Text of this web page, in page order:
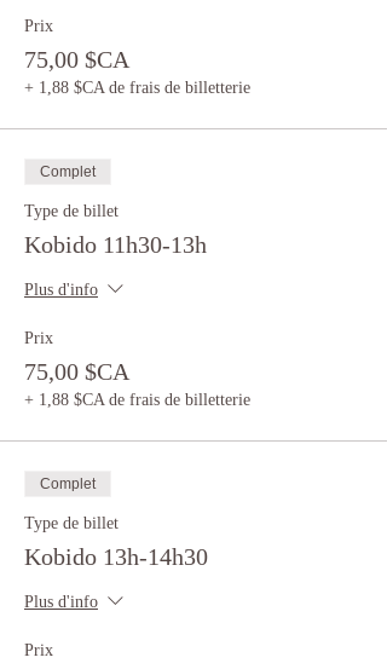
Prix
75,00 $CA
+ 1,88 $CA de frais de billetterie
Complet
Type de billet
Kobido 11h30-13h
Plus d'info
Prix
75,00 $CA
+ 1,88 $CA de frais de billetterie
Complet
Type de billet
Kobido 13h-14h30
Plus d'info
Prix